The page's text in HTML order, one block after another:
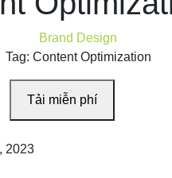
Brand Design
Tag: Content Optimization
Tải miễn phí
2023